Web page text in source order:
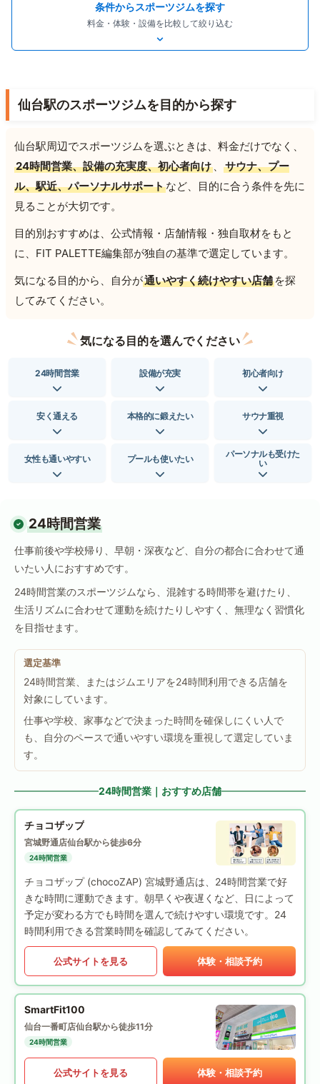
条件からスポーツジムを探す
料金・体験・設備を比較して絞り込む
仙台駅のスポーツジムを目的から探す
仙台駅周辺でスポーツジムを選ぶときは、料金だけでなく、
24時間営業、設備の充実度、初心者向け 、
サウナ、プー
ル、駅近、パーソナルサポートなど、目的に合う条件を先に
見ることが大切です。
目的別おすすめは、公式情報・店舗情報・独自取材をもと
に、FIT PALETTE編集部が独自の基準で選定しています。
気になる目的から、自分が通いやすく続けやすい店舗 を探
してみてください。
気になる目的を選んでください
24時間営業 設備が充実 初心者向け
安く通える 本格的に鍛えたい サウナ重視
女性も通いやすい プールも使いたい
パーソナルも受けた
い
24時間営業
仕事前後や学校帰り、早朝・深夜など、自分の都合に合わせて通
いたい人におすすめです。
24時間営業のスポーツジムなら、混雑する時間帯を避けたり、
生活リズムに合わせて運動を続けたりしやすく、無理なく習慣化
を目指せます。
選定基準
24時間営業、またはジムエリアを24時間利用できる店舗を
対象にしています。
仕事や学校、家事などで決まった時間を確保しにくい人で
も、自分のペースで通いやすい環境を重視して選定していま
す。
24時間営業｜おすすめ店舗
チョコザップ
宮城野通店仙台駅から徒歩6分
24時間営業
チョコザップ (chocoZAP) 宮城野通店は、24時間営業で好
きな時間に運動できます。朝早くや夜遅くなど、日によって
予定が変わる方でも時間を選んで続けやすい環境です。24
時間利用できる営業時間を確認してみてください。
公式サイトを見る 体験・相談予約
SmartFit100
仙台一番町店仙台駅から徒歩11分
24時間営業
公式サイトを見る 体験・相談予約